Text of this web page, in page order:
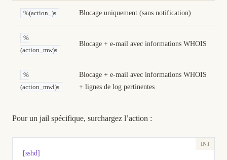
%(action_)s Blocage uniquement (sans notification)
%
(action_mw)s
Blocage + e-mail avec informations WHOIS
%
(action_mwl)s
Blocage + e-mail avec informations WHOIS
+ lignes de log pertinentes
Pour un jail spécifique, surchargez l’action :
[sshd]